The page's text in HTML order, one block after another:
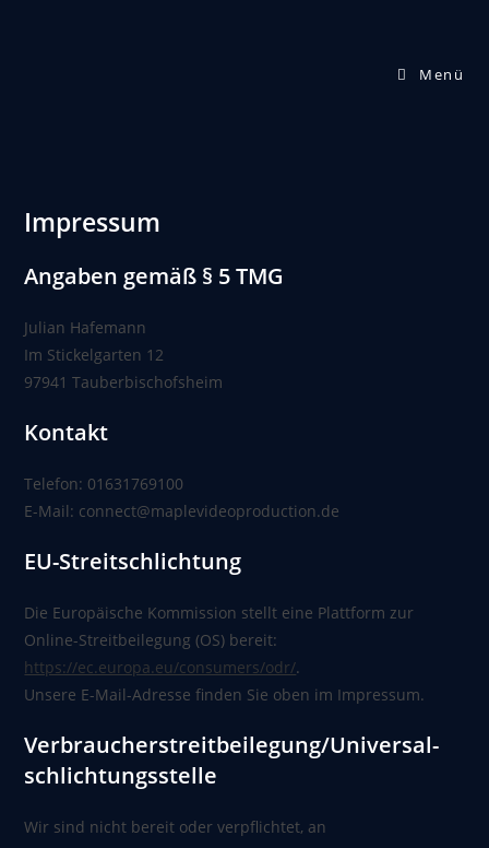
Menü
Impressum
Angaben gemäß § 5 TMG
Julian Hafemann
Im Stickelgarten 12
97941 Tauberbischofsheim
Kontakt
Telefon: 01631769100
E-Mail: connect@maplevideoproduction.de
EU-Streitschlichtung
Die Europäische Kommission stellt eine Plattform zur
Online-Streitbeilegung (OS) bereit:
https://ec.europa.eu/consumers/odr/.
Unsere E-Mail-Adresse finden Sie oben im Impressum.
Verbraucher­streit­beilegung/Universal­
schlichtungs­stelle
Wir sind nicht bereit oder verpflichtet, an